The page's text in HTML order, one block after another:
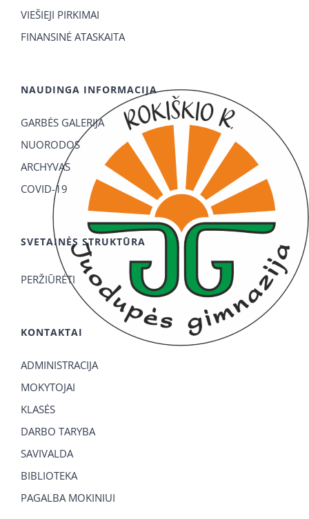
VIEŠIEJI PIRKIMAI
FINANSINĖ ATASKAITA
NAUDINGA INFORMACIJA
GARBĖS GALERIJA
NUORODOS
ARCHYVAS
COVID-19
SVETAINĖS STRUKTŪRA
PERŽIŪRĖTI
KONTAKTAI
ADMINISTRACIJA
MOKYTOJAI
KLASĖS
DARBO TARYBA
SAVIVALDA
BIBLIOTEKA
PAGALBA MOKINIUI